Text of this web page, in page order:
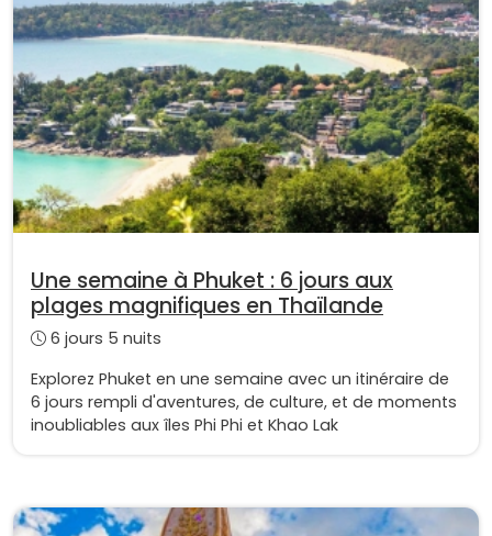
Une semaine à Phuket : 6 jours aux
plages magnifiques en Thaïlande
6 jours 5 nuits
Explorez Phuket en une semaine avec un itinéraire de
6 jours rempli d'aventures, de culture, et de moments
inoubliables aux îles Phi Phi et Khao Lak